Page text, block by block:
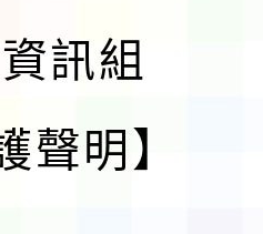
訊組
聲明】